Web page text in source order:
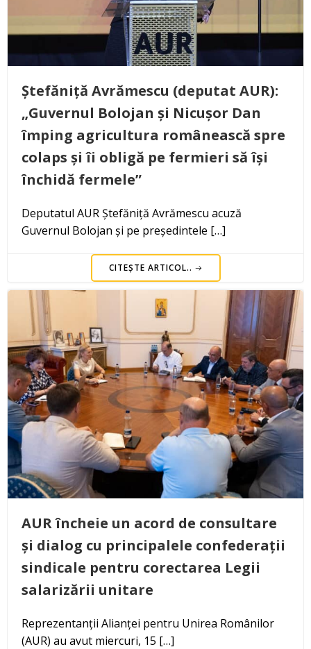
Ștefăniță Avrămescu (deputat AUR):
„Guvernul Bolojan și Nicușor Dan
împing agricultura românească spre
colaps și îi obligă pe fermieri să își
închidă fermele”
Deputatul AUR Ștefăniță Avrămescu acuză
Guvernul Bolojan și pe președintele […]
CITEȘTE ARTICOL..
AUR încheie un acord de consultare
și dialog cu principalele confederații
sindicale pentru corectarea Legii
salarizării unitare
Reprezentanții Alianței pentru Unirea Românilor
(AUR) au avut miercuri, 15 […]